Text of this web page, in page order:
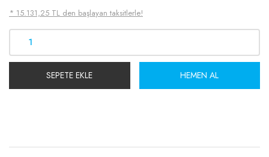
* 15.131,25 TL den başlayan taksitlerle!
SEPETE EKLE HEMEN AL